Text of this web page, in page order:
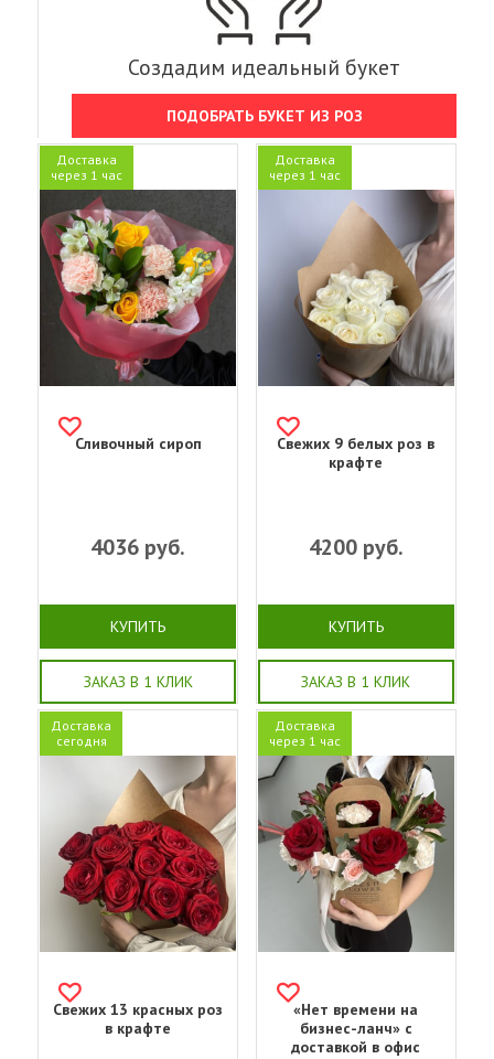
Создадим идеальный букет
ПОДОБРАТЬ БУКЕТ ИЗ РОЗ
Доставка
через 1 час
Сливочный сироп
4036 руб.
КУПИТЬ
ЗАКАЗ В 1 КЛИК
Доставка
через 1 час
Свежих 9 белых роз в
крафте
4200руб.
КУПИТЬ
ЗАКАЗ В 1 КЛИК
Доставка
сегодня
Свежих 13 красных роз
в крафте
Доставка
через 1 час
«Нет времени на
бизнес-ланч» с
доставкой в офис